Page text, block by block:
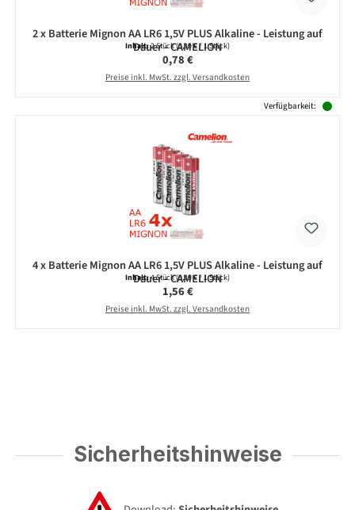
2 x Batterie Mignon AA LR6 1,5V PLUS Alkaline - Leistung auf
Dauer - CAMELION
Inhalt:2 Stück(0,39 € / 1 Stück)
Regulärer Preis:
0,78 €
Preise inkl. MwSt. zzgl. Versandkosten
Verfügbarkeit:
4 x Batterie Mignon AA LR6 1,5V PLUS Alkaline - Leistung auf
Dauer - CAMELION
Inhalt:4 Stück(0,39 € / 1 Stück)
Regulärer Preis:
1,56 €
Preise inkl. MwSt. zzgl. Versandkosten
Sicherheitshinweise